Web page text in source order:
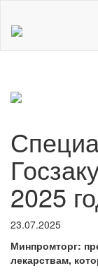
2025
23.07.2025
Минпромторг:
лекарствам,